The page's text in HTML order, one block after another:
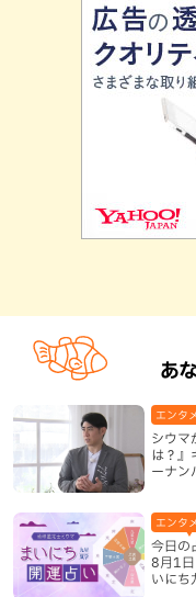
あ
シウマ
は？』
ーナン
エンタ
今日の
8月1日
いにち
エンタ